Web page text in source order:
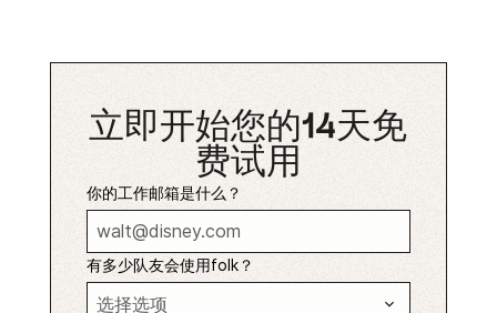
立即开始您的14天免
费试用
你的工作邮箱是什么？
有多少队友会使用folk？